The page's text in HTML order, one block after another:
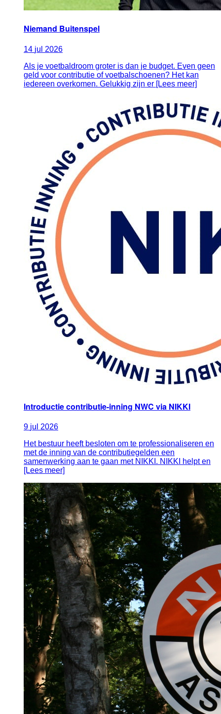
Niemand Buitenspel
14 jul 2026
Als je voetbaldroom groter is dan je budget. Even geen
geld voor contributie of voetbalschoenen? Het kan
iedereen overkomen. Gelukkig zijn er [Lees meer]
Introductie contributie-inning NWC via NIKKI
9 jul 2026
Het bestuur heeft besloten om te professionaliseren en
met de inning van de contributiegelden een
samenwerking aan te gaan met NIKKI. NIKKI helpt en
[Lees meer]